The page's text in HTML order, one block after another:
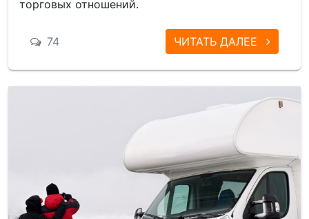
торговых отношений.
74 ЧИТАТЬ ДАЛЕЕ